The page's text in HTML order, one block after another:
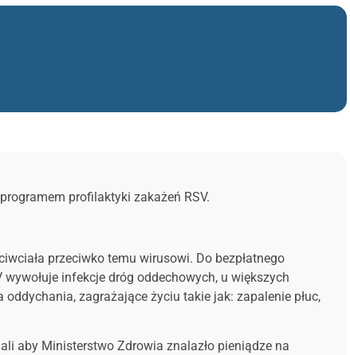
profilaktyki zakażeń RSV.
przeciwko temu wirusowi. Do bezpłatnego
infekcje dróg oddechowych, u większych
zagrażające życiu takie jak: zapalenie płuc,
aby Ministerstwo Zdrowia znalazło pieniądze na